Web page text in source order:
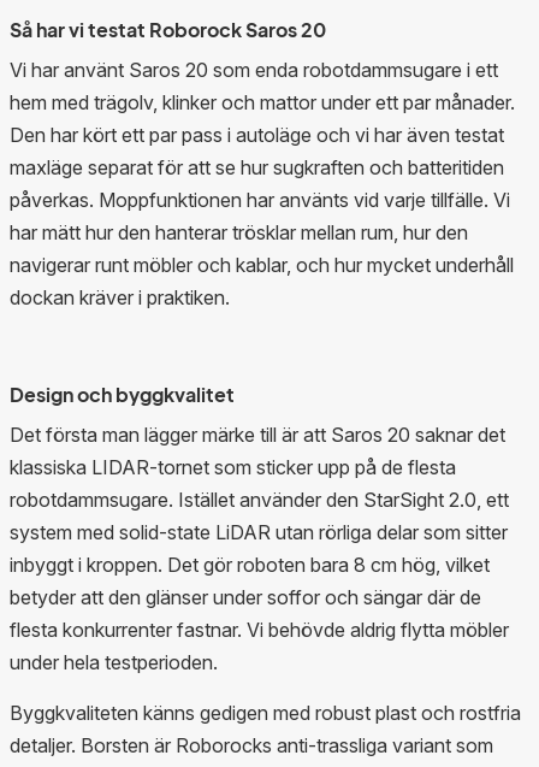
Så har vi testat Roborock Saros 20
Vi har använt Saros 20 som enda robotdammsugare i ett
hem med trägolv, klinker och mattor under ett par månader.
Den har kört ett par pass i autoläge och vi har även testat
maxläge separat för att se hur sugkraften och batteritiden
påverkas. Moppfunktionen har använts vid varje tillfälle. Vi
har mätt hur den hanterar trösklar mellan rum, hur den
navigerar runt möbler och kablar, och hur mycket underhåll
dockan kräver i praktiken.
Design och byggkvalitet
Det första man lägger märke till är att Saros 20 saknar det
klassiska LIDAR-tornet som sticker upp på de flesta
robotdammsugare. Istället använder den StarSight 2.0, ett
system med solid-state LiDAR utan rörliga delar som sitter
inbyggt i kroppen. Det gör roboten bara 8 cm hög, vilket
betyder att den glänser under soffor och sängar där de
flesta konkurrenter fastnar. Vi behövde aldrig flytta möbler
under hela testperioden.
Byggkvaliteten känns gedigen med robust plast och rostfria
detaljer. Borsten är Roborocks anti-trassliga variant som